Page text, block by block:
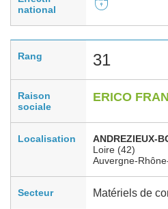
national
Rang 31
Raison
sociale
ERICO
Localisation
ANDREZIEUX-
Loire (42)
Auvergne-
Secteur Matériels de